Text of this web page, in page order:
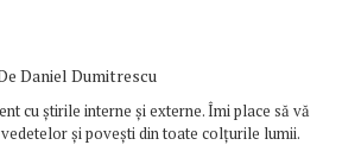
Daniel Dumitrescu
cu știrile interne și externe. Îmi place să vă
și povești din toate colțurile lumii.